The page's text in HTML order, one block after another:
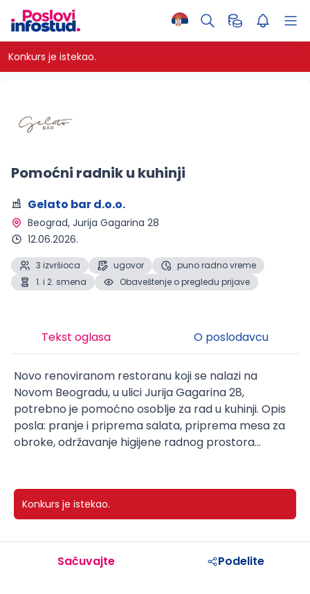
Konkurs je istekao.
Pomoćni radnik u kuhinji
Gelato bar d.o.o.
Beograd, Jurija Gagarina 28
12.06.2026.
3 izvršioca ugovor
puno radno vreme
1. i 2. smena
Obaveštenje o pregledu prijave
Tekst oglasa O poslodavcu
Novo renoviranom restoranu koji se nalazi na
Novom Beogradu, u ulici Jurija Gagarina 28,
potrebno je pomoćno osoblje za rad u kuhinji. Opis
posla: pranje i priprema salata, priprema mesa za
obroke, održavanje higijene radnog prostora...
Konkurs je istekao.
Sačuvajte Podelite